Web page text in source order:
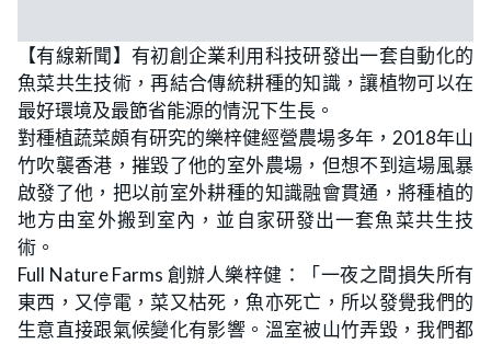
【有線新聞】有初創企業利用科技研發出一套自動化的
魚菜共生技術，再結合傳統耕種的知識，讓植物可以在
最好環境及最節省能源的情況下生長。
對種植蔬菜頗有研究的樂梓健經營農場多年，2018年山
竹吹襲香港，摧毀了他的室外農場，但想不到這場風暴
啟發了他，把以前室外耕種的知識融會貫通，將種植的
地方由室外搬到室內，並自家研發出一套魚菜共生技
術。
Full Nature Farms 創辦人樂梓健：「一夜之間損失所有
東西，又停電，菜又枯死，魚亦死亡，所以發覺我們的
生意直接跟氣候變化有影響。溫室被山竹弄毀，我們都